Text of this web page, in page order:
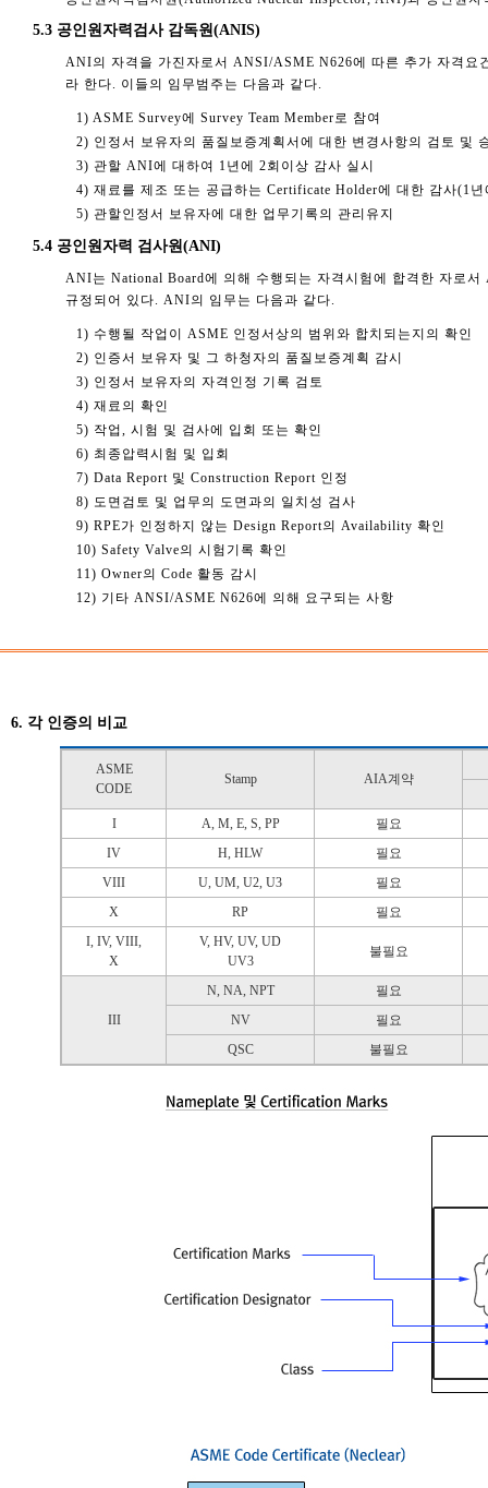
5.3 공인원자력검사 감독원(ANIS)
ANI의 자격을 가진자로서 ANSI/ASME N626에 따른 추가 자격
라 한다. 이들의 임무범주는 다음과 같다.
1) ASME Survey에 Survey Team Member로 참여
2) 인정서 보유자의 품질보증계획서에 대한 변경사항의 검토 및
3) 관할 ANI에 대하여 1년에 2회이상 감사 실시
4) 재료를 제조 또는 공급하는 Certificate Holder에 대한 감사(1
5) 관할인정서 보유자에 대한 업무기록의 관리유지
5.4 공인원자력 검사원(ANI)
ANI는 National Board에 의해 수행되는 자격시험에 합격한 자로
규정되어 있다. ANI의 임무는 다음과 같다.
1) 수행될 작업이 ASME 인정서상의 범위와 합치되는지의 확인
2) 인증서 보유자 및 그 하청자의 품질보증계획 감시
3) 인정서 보유자의 자격인정 기록 검토
4) 재료의 확인
5) 작업, 시험 및 검사에 입회 또는 확인
6) 최종압력시험 및 입회
7) Data Report 및 Construction Report 인정
8) 도면검토 및 업무의 도면과의 일치성 검사
9) RPE가 인정하지 않는 Design Report의 Availability 확인
10) Safety Valve의 시험기록 확인
11) Owner의 Code 활동 감시
12) 기타 ANSI/ASME N626에 의해 요구되는 사항
6. 각 인증의 비교
ASME
CODE
Stamp AIA계약
I A, M, E, S, PP
필요
IV
H, HLW
필요
VIII
U, UM, U2, U3
필요
X
RP
필요
I, IV, VIII,
X
V, HV, UV, UD
UV3
불필요
III
N, NA, NPT
필요
NV
필요
QSC
불필요